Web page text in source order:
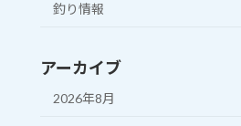
釣り情報
アーカイブ
2026年8月